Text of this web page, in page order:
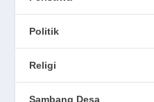
Politik
Religi
Sambang Desa